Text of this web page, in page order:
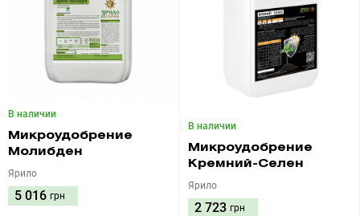
В наличии
Микроудобрение
Молибден
Ярило
5 016 грн
В наличии
Микроудобрение
Кремний-Селен
Ярило
2 723 грн